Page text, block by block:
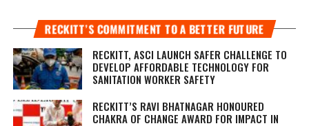
RECKITT’S COMMITMENT TO A BETTER FUTURE
RECKITT, ASCI LAUNCH SAFER CHALLENGE TO
DEVELOP AFFORDABLE TECHNOLOGY FOR
SANITATION WORKER SAFETY
RECKITT’S RAVI BHATNAGAR HONOURED
CHAKRA OF CHANGE AWARD FOR IMPACT IN